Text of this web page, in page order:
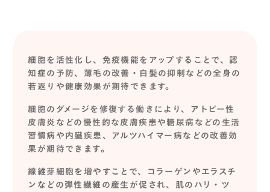
細胞を活性化し、免疫機能をアップすることで、認
知症の予防、薄毛の改善・白髪の抑制などの全身の
若返りや健康効果が期待できます。
細胞のダメージを修復する働きにより、アトピー性
皮膚炎などの慢性的な皮膚疾患や糖尿病などの生活
習慣病や内臓疾患、アルツハイマー病などの改善効
果が期待できます。
線維芽細胞を増やすことで、コラーゲンやエラスチ
ンなどの弾性繊維の産生が促され、肌のハリ・ツ